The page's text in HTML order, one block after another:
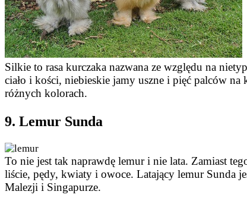
Silkie to rasa kurczaka nazwana ze względu na
ciało i kości, niebieskie jamy uszne i pięć palców
różnych kolorach.
9. Lemur Sunda
To nie jest tak naprawdę lemur i nie lata. Zamiast
liście, pędy, kwiaty i owoce. Latający lemur Sunda
Malezji i Singapurze.